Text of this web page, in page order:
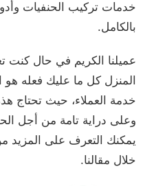
خدمات تركيب الحنفيات
بالكامل.
عميلنا الكريم في حال
المنزل كل ما عليك فعله
خدمة العملاء، حيث تحتاج
وعلى دراية تامة من أجل
يمكنك التعرف على المزيد
خلال مقالنا.